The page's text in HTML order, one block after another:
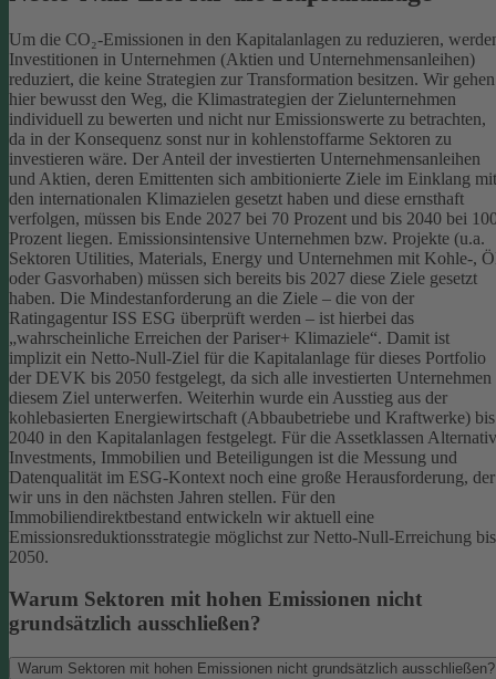
Um die CO₂-Emissionen in den Kapitalanlagen zu reduzieren,
Investitionen in Unternehmen (Aktien und Unternehmensanleihen)
reduziert, die keine Strategien zur Transformation besitzen. Wir gehen
hier bewusst den Weg, die Klimastrategien der Zielunternehmen
individuell zu bewerten und nicht nur Emissionswerte zu betrachten,
da in der Konsequenz sonst nur in kohlenstoffarme Sektoren zu
investieren wäre. Der Anteil der investierten Unternehmensanleihen
und Aktien, deren Emittenten sich ambitionierte Ziele im Einklang mit
den internationalen Klimazielen gesetzt haben und diese ernsthaft
verfolgen, müssen bis Ende 2027 bei 70 Prozent und bis 2040 bei
Prozent liegen. Emissionsintensive Unternehmen bzw. Projekte (u.a.
Sektoren Utilities, Materials, Energy und Unternehmen mit Kohle-,
oder Gasvorhaben) müssen sich bereits bis 2027 diese Ziele gesetzt
haben. Die Mindestanforderung an die Ziele – die von der
Ratingagentur ISS ESG überprüft werden – ist hierbei das
„wahrscheinliche Erreichen der Pariser+ Klimaziele“. Damit ist
implizit ein Netto-Null-Ziel für die Kapitalanlage für dieses Portfolio
der DEVK bis 2050 festgelegt, da sich alle investierten Unternehmen
diesem Ziel unterwerfen. Weiterhin wurde ein Ausstieg aus der
kohlebasierten Energiewirtschaft (Abbaubetriebe und Kraftwerke) bis
2040 in den Kapitalanlagen festgelegt. Für die Assetklassen
Investments, Immobilien und Beteiligungen ist die Messung und
Datenqualität im ESG-Kontext noch eine große Herausforderung, der
wir uns in den nächsten Jahren stellen. Für den
Immobiliendirektbestand entwickeln wir aktuell eine
Emissionsreduktionsstrategie möglichst zur Netto-Null-Erreichung bis
2050.
Warum Sektoren mit hohen Emissionen nicht
grundsätzlich ausschließen?
Warum Sektoren mit hohen Emissionen nicht grundsätzlich ausschließen?